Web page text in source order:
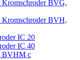
Kromschroder BVG,
Kromschroder BVH,
IC 20
IC 40
BVHM с